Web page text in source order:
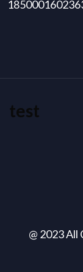
@ 2023
test